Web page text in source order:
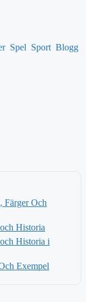
Spel Sport Blogg
Färger Och
Historia
Historia i
Exempel